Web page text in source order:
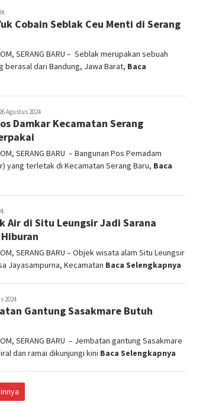
Cobain Seblak Ceu Menti di Serang
SERANG BARU – Seblak merupakan sebuah
berasal dari Bandung, Jawa Barat, Baca
Agustus 2024
Damkar Kecamatan Serang
SERANG BARU – Bangunan Pos Pemadam
yang terletak di Kecamatan Serang Baru, Baca
Air di Situ Leungsir Jadi Sarana
SERANG BARU – Objek wisata alam Situ Leungsir
Jayasampurna, Kecamatan Baca Selengkapnya
2024
Gantung Sasakmare Butuh
SERANG BARU – Jembatan gantung Sasakmare
dan ramai dikunjungi kini Baca Selengkapnya